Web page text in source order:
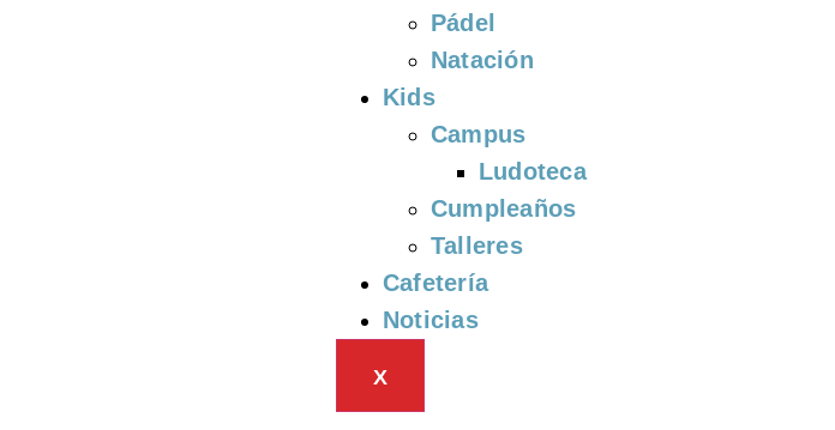
Pádel
Natación
Kids
Campus
Ludoteca
Cumpleaños
Talleres
Cafetería
Noticias
X